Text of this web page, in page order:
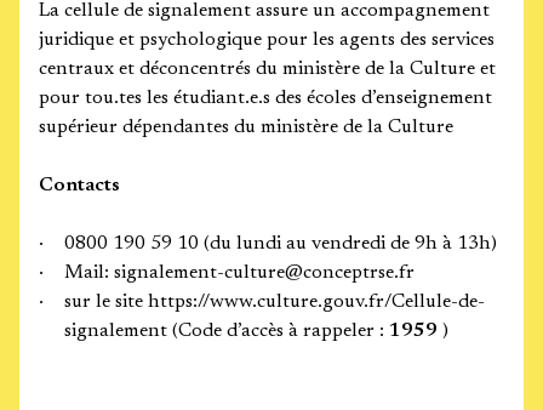
La cellule de signalement assure un accompagnement
juridique et psychologique pour les agents des services
centraux et déconcentrés du ministère de la Culture et
pour tou.tes les étudiant.e.s des écoles d’enseignement
supérieur dépendantes du ministère de la Culture
Contacts
0800 190 59 10 (du lundi au vendredi de 9h à 13h)
Mail: signalement-culture@conceptrse.fr
sur le site https://www.culture.gouv.fr/Cellule-de-
signalement (Code d’accès à rappeler : 1959 )